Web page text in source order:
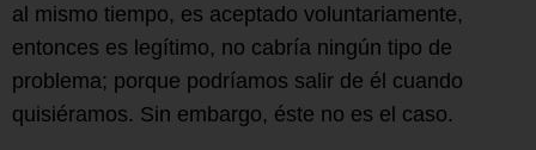
al mismo tiempo, es aceptado voluntariamente,
entonces es legítimo, no cabría ningún tipo de
problema; porque podríamos salir de él cuando
quisiéramos. Sin embargo, éste no es el caso.